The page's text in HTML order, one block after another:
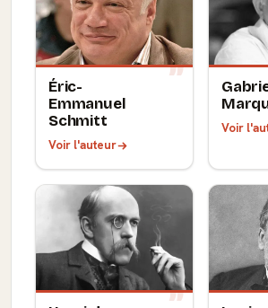
Éric-
Emmanuel
Schmitt
Voir l'auteur
Voir